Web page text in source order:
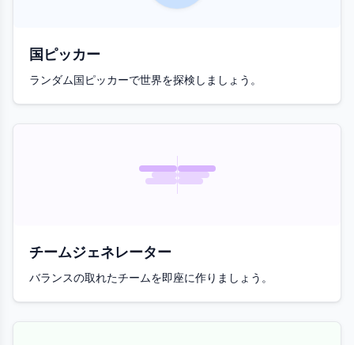
国ピッカー
ランダム国ピッカーで世界を探検しましょう。
チームジェネレーター
バランスの取れたチームを即座に作りましょう。